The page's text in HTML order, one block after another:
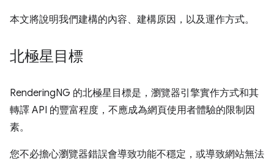
本文將說明我們建構的內容、建構原因，以及運作方式。
北極星目標
RenderingNG 的北極星目標是，瀏覽器引擎實作方式和其
轉譯 API 的豐富程度，不應成為網頁使用者體驗的限制因
素。
您不必擔心瀏覽器錯誤會導致功能不穩定，或導致網站無法